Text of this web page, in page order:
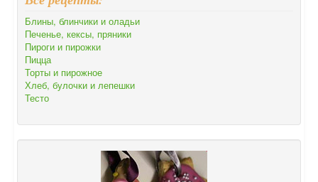
Блины, блинчики и оладьи
Печенье, кексы, пряники
Пироги и пирожки
Пицца
Торты и пирожное
Хлеб, булочки и лепешки
Тесто